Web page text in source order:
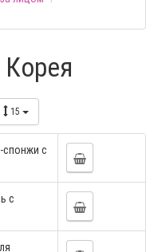
15
спонжи с
с